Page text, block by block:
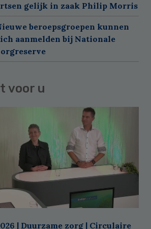
gelijk in zaak Philip Morris
beroepsgroepen kunnen
aanmelden bij Nationale
voor u
| Duurzame zorg | Circulaire